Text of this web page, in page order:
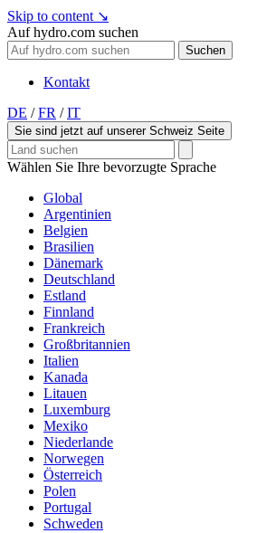
Skip to content ↘
Auf hydro.com suchen
Suchen
Kontakt
DE / FR / IT
Sie sind jetzt auf unserer Schweiz Seite
Wählen Sie Ihre bevorzugte Sprache
Global
Argentinien
Belgien
Brasilien
Dänemark
Deutschland
Estland
Finnland
Frankreich
Großbritannien
Italien
Kanada
Litauen
Luxemburg
Mexiko
Niederlande
Norwegen
Österreich
Polen
Portugal
Schweden